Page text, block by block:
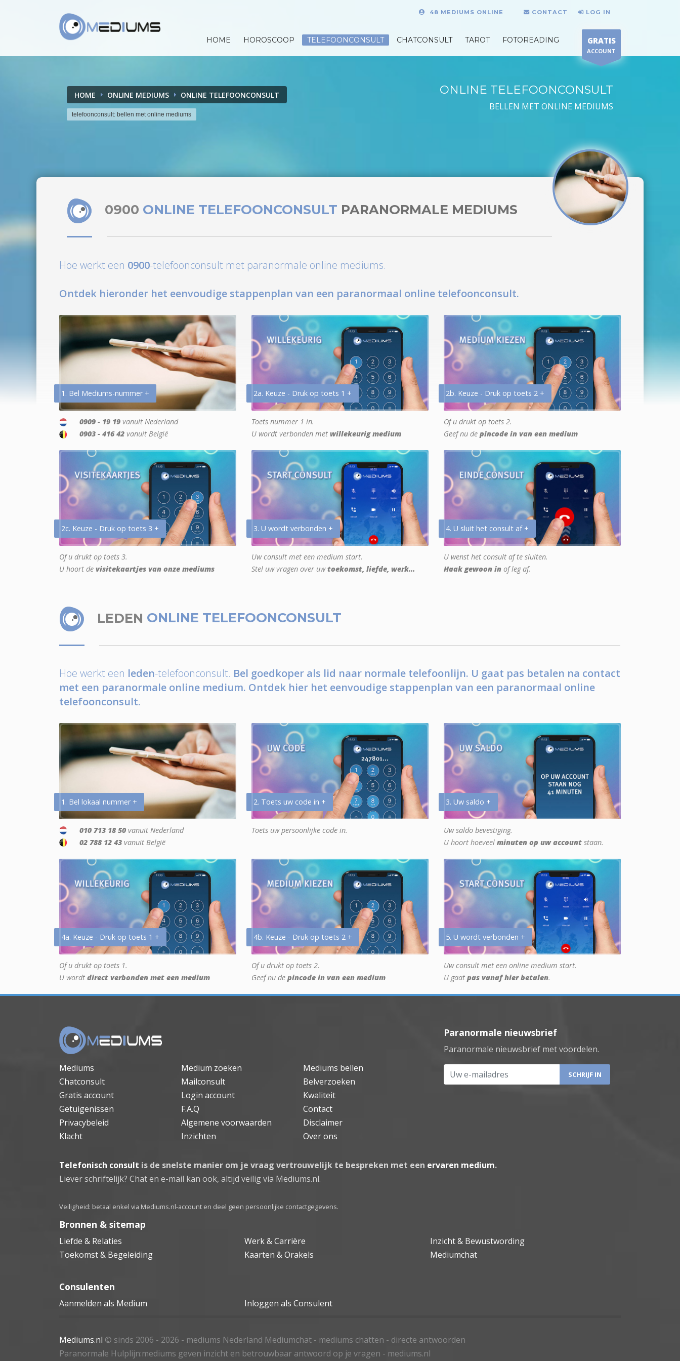
48 MEDIUMS ONLINE CONTACT LOG IN
HOME HOROSCOOP TELEFOONCONSULT CHATCONSULT TAROT FOTOREADING GRATIS
ACCOUNT
HOME ONLINE MEDIUMS ONLINE TELEFOONCONSULT
telefoonconsult: bellen met online mediums
ONLINE TELEFOONCONSULT
BELLEN MET ONLINE MEDIUMS
0900 ONLINE TELEFOONCONSULT PARANORMALE MEDIUMS
Hoe werkt een 0900-telefoonconsult met paranormale online mediums.
Ontdek hieronder het eenvoudige stappenplan van een paranormaal online telefoonconsult.
1. Bel Mediums-nummer +
0909 - 19 19 vanuit Nederland
0903 - 416 42 vanuit België
2a. Keuze - Druk op toets 1 +
Toets nummer 1 in.
U wordt verbonden met willekeurig medium
2b. Keuze - Druk op toets 2 +
Of u drukt op toets 2.
Geef nu de pincode in van een medium
2c. Keuze - Druk op toets 3 +
Of u drukt op toets 3.
U hoort de visitekaartjes van onze mediums
3. U wordt verbonden +
Uw consult met een medium start.
Stel uw vragen over uwtoekomst, liefde, werk...
4. U sluit het consult af +
U wenst het consult af te sluiten.
Haak gewoon in of leg af.
LEDEN ONLINE TELEFOONCONSULT
Hoe werkt een leden-telefoonconsult. Bel goedkoper als lid naar normale telefoonlijn. U gaat pas betalen na contact
met een paranormale online medium. Ontdek hier het eenvoudige stappenplan van een paranormaal online
telefoonconsult.
1. Bel lokaal nummer +
010 713 18 50 vanuit Nederland
02 788 12 43 vanuit België
2. Toets uw code in +
Toets uw persoonlijke code in.
3. Uw saldo +
Uw saldo bevestiging.
U hoort hoeveel minuten op uw account staan.
4a. Keuze - Druk op toets 1 +
Of u drukt op toets 1.
U wordt direct verbonden met een medium
4b. Keuze - Druk op toets 2 +
Of u drukt op toets 2.
Geef nu de pincode in van een medium
5. U wordt verbonden +
Uw consult met een online medium start.
U gaat pas vanaf hier betalen.
Mediums Medium zoeken
Mediums bellen
Chatconsult
Mailconsult
Belverzoeken
Gratis account
Login account
Kwaliteit
Getuigenissen
F.A.Q
Contact
Privacybeleid
Algemene voorwaarden
Disclaimer
Klacht
Inzichten Over ons
Paranormale nieuwsbrief
Paranormale nieuwsbrief met voordelen.
Uw e-mailadres
Telefonisch consult is de snelste manier om je vraag vertrouwelijk te bespreken met een ervaren medium.
Liever schriftelijk? Chat en e-mail kan ook, altijd veilig via Mediums.nl.
Veiligheid: betaal enkel via Mediums.nl-account en deel geen persoonlijke contactgegevens.
Bronnen & sitemap
Liefde & Relaties Werk & Carrière
Inzicht & Bewustwording
Toekomst & Begeleiding
Kaarten & Orakels Mediumchat
Consulenten
Aanmelden als Medium Inloggen als Consulent
Mediums.nl © sinds 2006 - 2026 - mediums Nederland Mediumchat - mediums chatten - directe antwoorden
Paranormale Hulplijn:mediums geven inzicht en betrouwbaar antwoord op je vragen - mediums.nl